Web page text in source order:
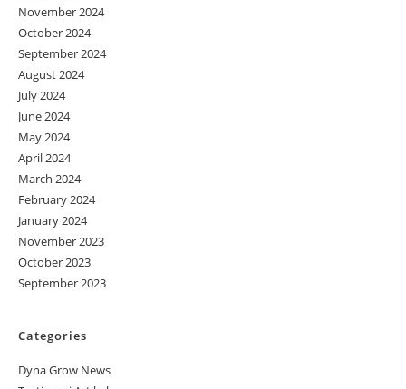
November 2024
October 2024
September 2024
August 2024
July 2024
June 2024
May 2024
April 2024
March 2024
February 2024
January 2024
November 2023
October 2023
September 2023
Categories
Dyna Grow News